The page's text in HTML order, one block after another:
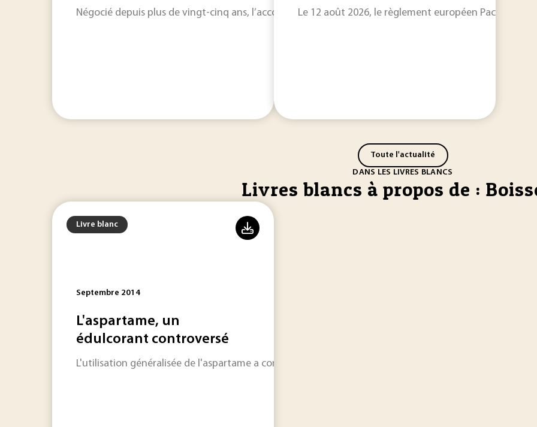
Négocié depuis plus de vingt-cinq ans, l’accord commercial entre l’Union européenne et le Mercosur
Le 12 août 2026, le règlement européen Packaging
Toute l'actualité
DANS LES LIVRES BLANCS
Livres blancs à propos de :
Livre blanc
Septembre 2014
L'aspartame, un
édulcorant controversé
L'utilisation généralisée de l'aspartame a conduit à la grande médiatisation d’un sujet où les